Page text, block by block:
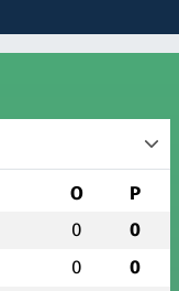
O P
0 0
0 0